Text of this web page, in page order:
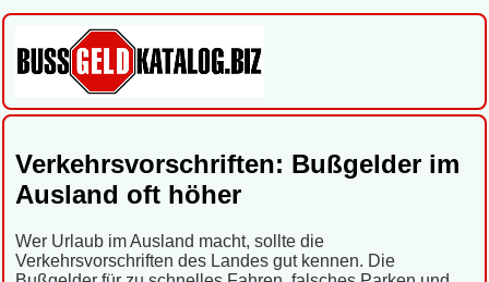
Verkehrsvorschriften: Bußgelder im
Ausland oft höher
Wer Urlaub im Ausland macht, sollte die
Verkehrsvorschriften des Landes gut kennen. Die